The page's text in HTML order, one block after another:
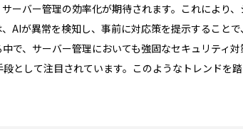
ーバー管理の効率化が期待されます。これにより
AIが異常を検知し、事前に対応策を提示すること
で、サーバー管理においても強固なセキュリティ
として注目されています。このようなトレンドを